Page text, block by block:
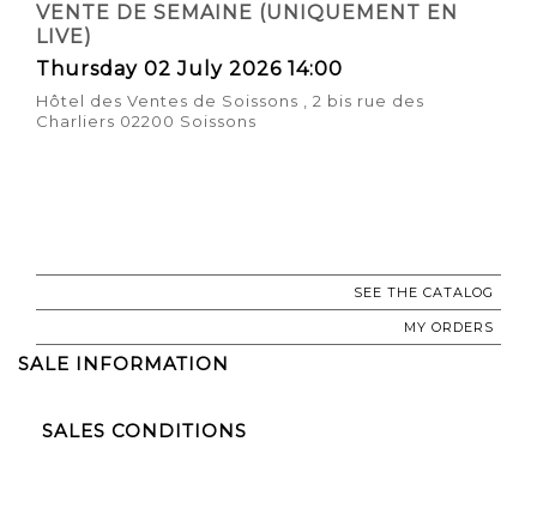
VENTE DE SEMAINE (UNIQUEMENT EN
LIVE)
Thursday 02 July 2026 14:00
Hôtel des Ventes de Soissons , 2 bis rue des
Charliers 02200 Soissons
SEE THE CATALOG
MY ORDERS
SALE INFORMATION
SALES CONDITIONS